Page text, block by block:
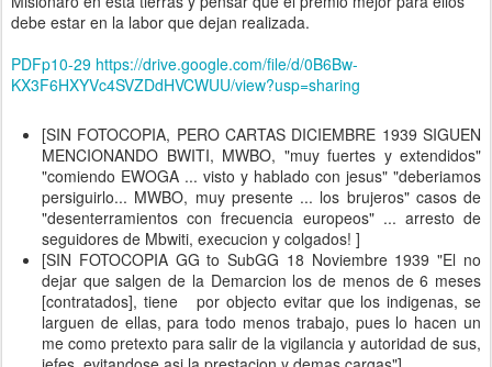
debe estar en la labor que dejan realizada.
PDFp10-29 https://drive.google.com/file/d/0B6Bw-
KX3F6HXYVc4SVZDdHVCWUU/view?usp=sharing
[SIN FOTOCOPIA, PERO CARTAS DICIEMBRE 1939 SIGUEN
MENCIONANDO BWITI, MWBO, "muy fuertes y extendidos"
"comiendo EWOGA ... visto y hablado con jesus" "deberiamos
persiguirlo... MWBO, muy presente ... los brujeros" casos de
"desenterramientos con frecuencia europeos" ... arresto de
seguidores de Mbwiti, execucion y colgados! ]
[SIN FOTOCOPIA GG to SubGG 18 Noviembre 1939 "El no
dejar que salgen de la Demarcion los de menos de 6 meses
[contratados], tiene por objecto evitar que los indigenas, se
larguen de ellas, para todo menos trabajo, pues lo hacen un
me como pretexto para salir de la vigilancia y autoridad de sus,